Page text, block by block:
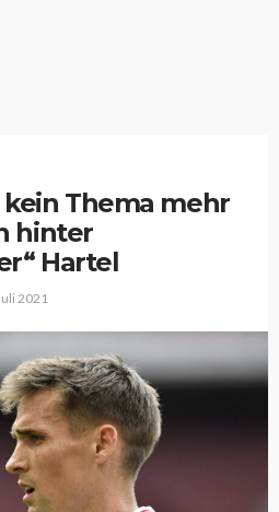
Thema mehr
hinter
Hartel
2021